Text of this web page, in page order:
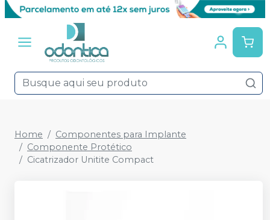
Home
Componentes para Implante
Componente Protético
Cicatrizador Unitite Compact